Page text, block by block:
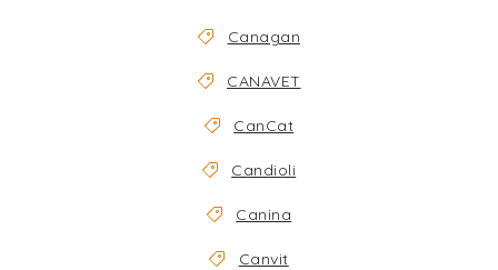
Canagan
CANAVET
CanCat
Candioli
Canina
Canvit